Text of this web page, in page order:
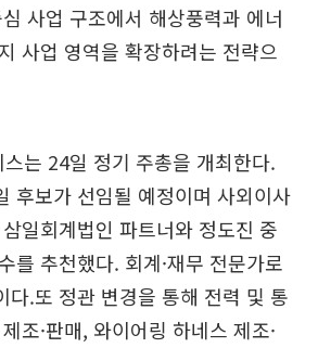
사업 구조에서 해상풍력과 에너
사업 영역을 확장하려는 전략으
는 24일 정기 주총을 개최한다.
후보가 선임될 예정이며 사외이사
일회계법인 파트너와 정도진 중
를 추천했다. 회계·재무 전문가로
다.또 정관 변경을 통해 전력 및 통
조·판매, 와이어링 하네스 제조·